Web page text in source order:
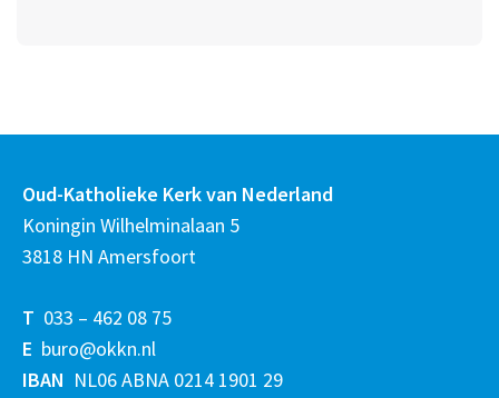
Oud-Katholieke Kerk van Nederland
Koningin Wilhelminalaan 5
3818 HN Amersfoort
T 033 – 462 08 75
E buro@okkn.nl
IBAN NL06 ABNA 0214 1901 29